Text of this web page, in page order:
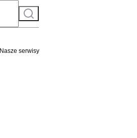
Szukaj
Nasze serwisy